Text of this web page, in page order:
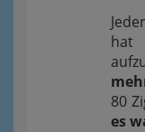
hat
80
es